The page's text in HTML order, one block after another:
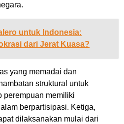
untuk Indonesia:
dari Jerat Kuasa?
yang memadai dan
struktural untuk
perempuan memiliki
berpartisipasi. Ketiga,
dilaksanakan mulai dari